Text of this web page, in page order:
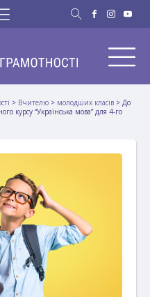
> Вчителю > молодших класів > До
курсу “Українська мова” для 4-го